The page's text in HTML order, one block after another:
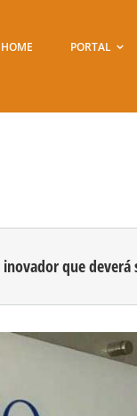
HOME PORTAL
que deverá